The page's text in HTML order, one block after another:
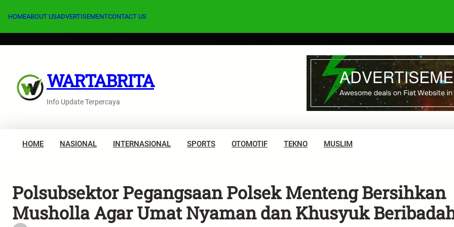
HOMEABOUT USADVERTISEMENTCONTACT US
WARTABRITA
Info Update Terpercaya
HOME NASIONAL INTERNASIONAL SPORTS OTOMOTIF TEKNO MUSLIM
Polsubsektor Pegangsaan Polsek Menteng Bersihkan
Musholla Agar Umat Nyaman dan Khusyuk